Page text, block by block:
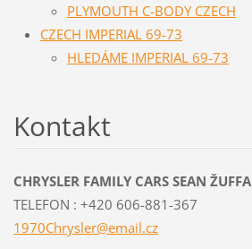
PLYMOUTH C-BODY CZECH
CZECH IMPERIAL 69-73
HLEDÁME IMPERIAL 69-73
Kontakt
CHRYSLER FAMILY CARS SEAN ŽUFFA
TELEFON : +420 606-881-367
1970Chrysler@email.cz